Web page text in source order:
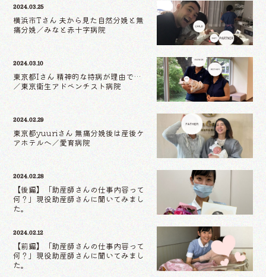
2024.03.25
横浜市Tさん 夫から見た自然分娩と無
痛分娩／みなと赤十字病院
2024.03.10
東京都Iさん 精神的な持病が理由で…
／東京衛生アドベンチスト病院
2024.02.29
東京都yuuriさん 無痛分娩後は産後ケ
アホテルへ／愛育病院
2024.02.28
【後編】「助産師さんの仕事内容って
何？」現役助産師さんに聞いてみまし
た。
2024.02.12
【前編】「助産師さんの仕事内容って
何？」現役助産師さんに聞いてみまし
た。